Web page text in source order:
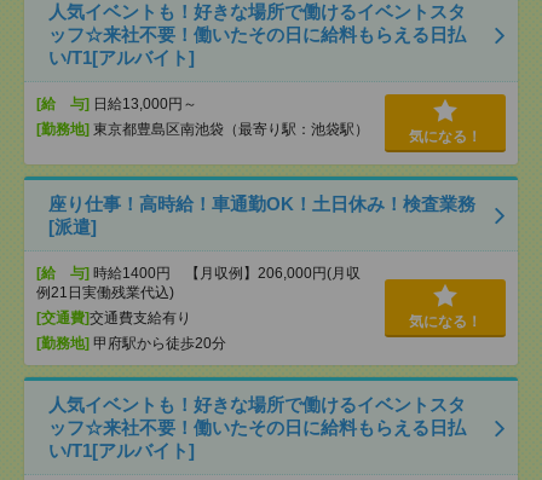
人気イベントも！好きな場所で働けるイベントスタ
ッフ☆来社不要！働いたその日に給料もらえる日払
い/T1[アルバイト]
[給 与] 日給13,000円～
[勤務地] 東京都豊島区南池袋（最寄り駅：池袋駅） 気になる！
座り仕事！高時給！車通勤OK！土日休み！検査業務
[派遣]
[給 与] 時給1400円 【月収例】206,000円(月収
例21日実働残業代込)
[交通費]交通費支給有り
[勤務地] 甲府駅から徒歩20分
気になる！
人気イベントも！好きな場所で働けるイベントスタ
ッフ☆来社不要！働いたその日に給料もらえる日払
い/T1[アルバイト]